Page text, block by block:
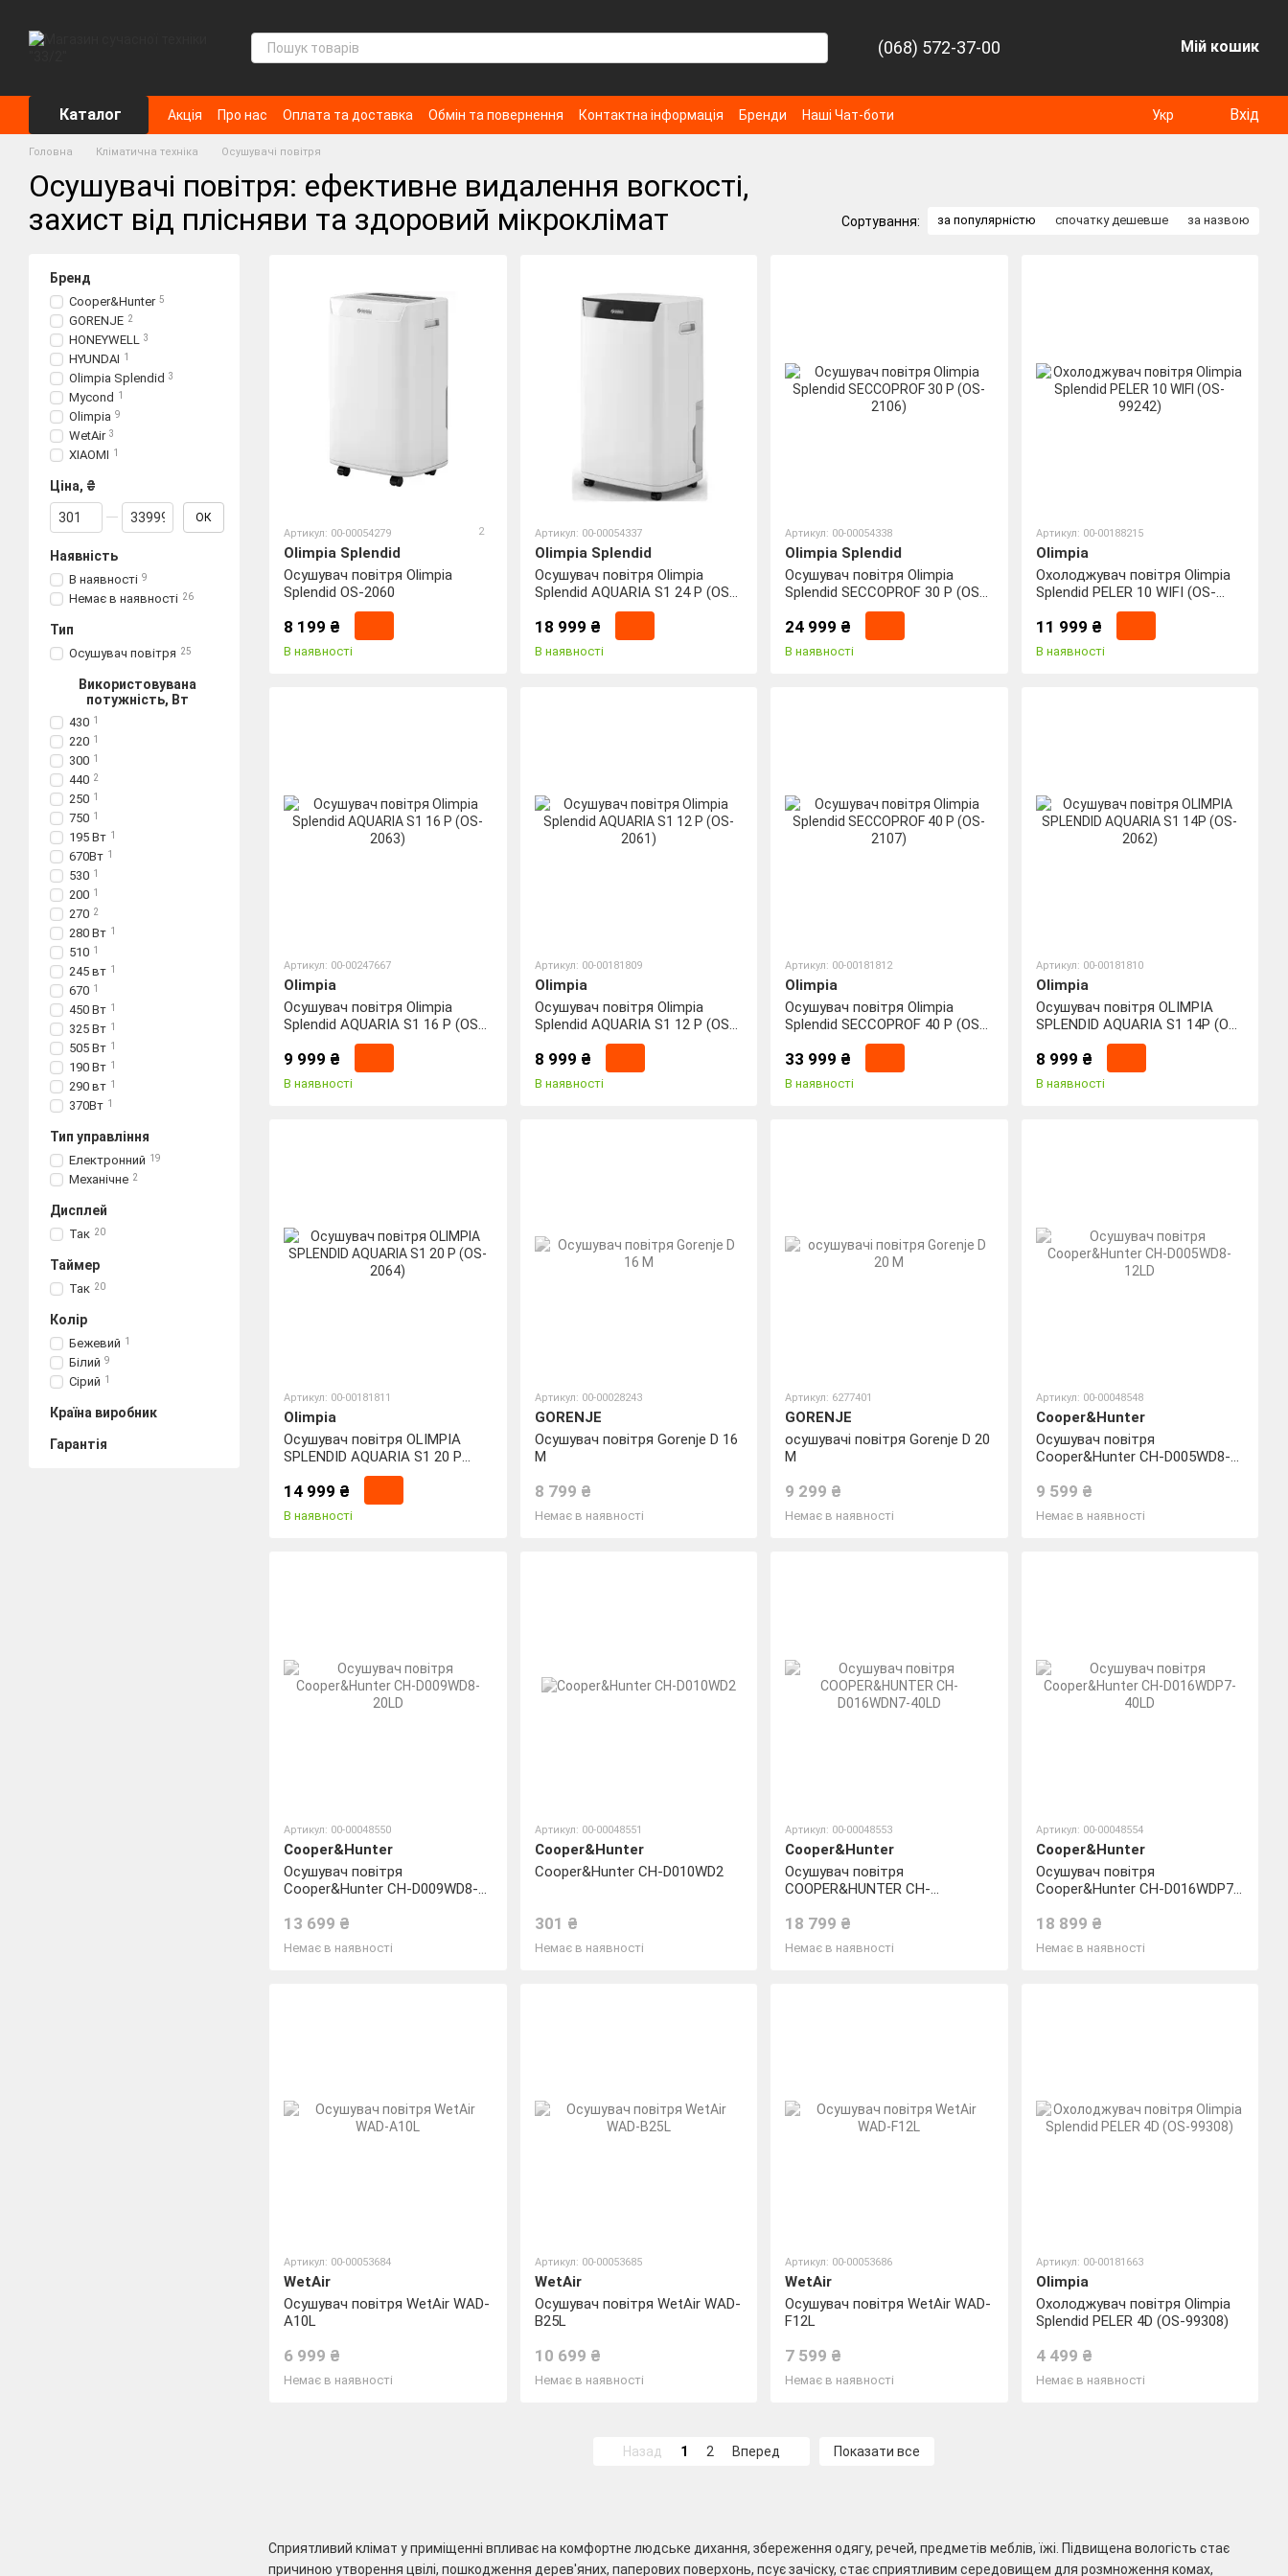
(068) 572-37-00 Мій кошик
Каталог Акція Про нас Оплата та доставка Обмін та повернення Контактна інформація Бренди Наші Чат-боти Укр Вхід
Головна Кліматична техніка Осушувачі повітря
Осушувачі повітря: ефективне видалення вогкості,
захист від плісняви та здоровий мікроклімат
Сортування: за популярністю спочатку дешевше за назвою
Сприятливий клімат у приміщенні впливає на комфортне людське дихання, збереження одягу, речей, предметів меблів, їжі. Підвищена вологість стає
причиною утворення цвілі, пошкодження дерев'яних, паперових поверхонь, псує зачіску, стає сприятливим середовищем для розмноження комах,
Артикул: 00-00054279 2
Olimpia Splendid
Осушувач повітря Olimpia
Splendid OS-2060
8 199 ₴
В наявності
Артикул: 00-00054337
Olimpia Splendid
Осушувач повітря Olimpia
Splendid AQUARIA S1 24 P (OS-
18 999 ₴
В наявності
Артикул: 00-00054338
Olimpia Splendid
Осушувач повітря Olimpia
Splendid SECCOPROF 30 P (OS-
24 999 ₴
В наявності
Артикул: 00-00188215
Olimpia
Охолоджувач повітря Olimpia
Splendid PELER 10 WIFI (OS-
11 999 ₴
В наявності
Артикул: 00-00247667
Olimpia
Осушувач повітря Olimpia
Splendid AQUARIA S1 16 P (OS-
9 999 ₴
В наявності
Артикул: 00-00181809
Olimpia
Осушувач повітря Olimpia
Splendid AQUARIA S1 12 P (OS-
8 999 ₴
В наявності
Артикул: 00-00181812
Olimpia
Осушувач повітря Olimpia
Splendid SECCOPROF 40 P (OS-
33 999 ₴
В наявності
Артикул: 00-00181810
Olimpia
Осушувач повітря OLIMPIA
SPLENDID AQUARIA S1 14P (OS-
8 999 ₴
В наявності
Артикул: 00-00181811
Olimpia
Осушувач повітря OLIMPIA
SPLENDID AQUARIA S1 20 P
14 999 ₴
В наявності
Артикул: 00-00028243
GORENJE
Осушувач повітря Gorenje D 16
M
8 799 ₴
Немає в наявності
Артикул: 6277401
GORENJE
осушувачі повітря Gorenje D 20
M
9 299 ₴
Немає в наявності
Артикул: 00-00048548
Cooper&Hunter
Осушувач повітря
Cooper&Hunter CH-D005WD8-
9 599 ₴
Немає в наявності
Артикул: 00-00048550
Cooper&Hunter
Осушувач повітря
Cooper&Hunter CH-D009WD8-
13 699 ₴
Немає в наявності
Артикул: 00-00048551
Cooper&Hunter
Cooper&Hunter CH-D010WD2
301 ₴
Немає в наявності
Артикул: 00-00048553
Cooper&Hunter
Осушувач повітря
COOPER&HUNTER CH-
18 799 ₴
Немає в наявності
Артикул: 00-00048554
Cooper&Hunter
Осушувач повітря
Cooper&Hunter CH-D016WDP7-
18 899 ₴
Немає в наявності
Артикул: 00-00053684
WetAir
Осушувач повітря WetAir WAD-
A10L
6 999 ₴
Немає в наявності
Артикул: 00-00053685
WetAir
Осушувач повітря WetAir WAD-
B25L
10 699 ₴
Немає в наявності
Артикул: 00-00053686
WetAir
Осушувач повітря WetAir WAD-
F12L
7 599 ₴
Немає в наявності
Артикул: 00-00181663
Olimpia
Охолоджувач повітря Olimpia
Splendid PELER 4D (OS-99308)
4 499 ₴
Немає в наявності
Назад 1 2 Вперед Показати все
Бренд
Cooper&Hunter 5
GORENJE 2
HONEYWELL 3
HYUNDAI 1
Olimpia Splendid 3
Mycond 1
Olimpia 9
WetAir 3
XIAOMI 1
Ціна, ₴
Від Ціна, ₴
До Ціна, ₴ ОК
Наявність
В наявності 9
Немає в наявності 26
Тип
Осушувач повітря 25
Використовувана
потужність, Вт
430 1
220 1
300 1
440 2
250 1
750 1
195 Вт 1
670Вт 1
530 1
200 1
270 2
280 Вт 1
510 1
245 вт 1
670 1
450 Вт 1
325 Вт 1
505 Вт 1
190 Вт 1
290 вт 1
370Вт 1
Тип управління
Електронний 19
Механічне 2
Дисплей
Так 20
Таймер
Так 20
Колір
Бежевий 1
Білий 9
Сірий 1
Країна виробник
Гарантія